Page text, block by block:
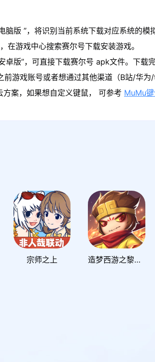
版 ”，将识别当前系统下载对应系统的
在游戏中心搜索赛尔号下载安装游戏。
版”，可直接下载赛尔号 apk文件。下载
前游戏账号或者想通过其他渠道（B站/华
案，如果想自定义键鼠， 可参考 MuMu
宗师之上 造梦西游之黎尤浩劫篇